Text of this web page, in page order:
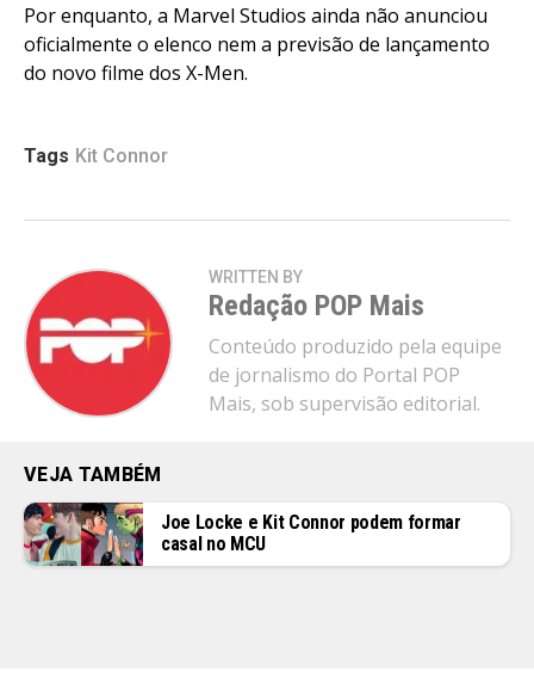
Por enquanto, a Marvel Studios ainda não anunciou
oficialmente o elenco nem a previsão de lançamento
do novo filme dos X-Men.
Tags Kit Connor
WRITTEN BY
Redação POP Mais
Conteúdo produzido pela equipe
de jornalismo do Portal POP
Mais, sob supervisão editorial.
VEJA TAMBÉM
Joe Locke e Kit Connor podem formar
casal no MCU